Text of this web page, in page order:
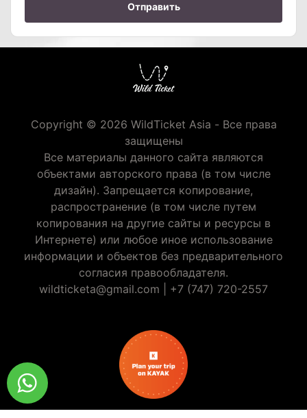
Отправить
Copyright © 2026 WildTicket Asia - Все права
защищены
Все материалы данного сайта являются
объектами авторского права (в том числе
дизайн). Запрещается копирование,
распространение (в том числе путем
копирования на другие сайты и ресурсы в
Интернете) или любое иное использование
информации и объектов без предварительного
согласия правообладателя.
wildticketa@gmail.com
+7 (747) 720-2557